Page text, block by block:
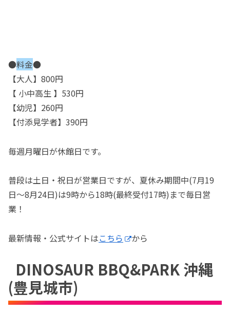
●料金●
【大人】800円
【 小中高生 】530円
【幼児】260円
【付添見学者】390円
毎週月曜日が休館日です。
普段は土日・祝日が営業日ですが、夏休み期間中(7月19
日〜8月24日)は9時から18時(最終受付17時)まで毎日営
業！
最新情報・公式サイトはこちら から
DINOSAUR BBQ&PARK 沖縄
(豊見城市)